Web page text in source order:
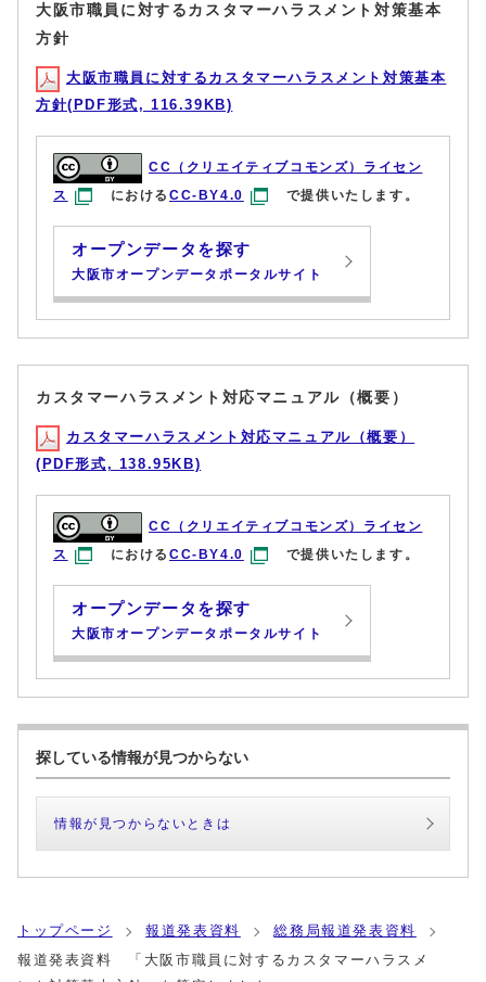
大阪市職員に対するカスタマーハラスメント対策基本
方針
大阪市職員に対するカスタマーハラスメント対策基本
方針(PDF形式, 116.39KB)
CC（クリエイティブコモンズ）ライセン
ス
におけるCC-BY4.0 で提供いたします。
オープンデータを探す
大阪市オープンデータポータルサイト
カスタマーハラスメント対応マニュアル（概要）
カスタマーハラスメント対応マニュアル（概要）
(PDF形式, 138.95KB)
CC（クリエイティブコモンズ）ライセン
ス
におけるCC-BY4.0 で提供いたします。
オープンデータを探す
大阪市オープンデータポータルサイト
探している情報が見つからない
情報が見つからないときは
トップページ 報道発表資料
総務局報道発表資料
報道発表資料 「大阪市職員に対するカスタマーハラスメ